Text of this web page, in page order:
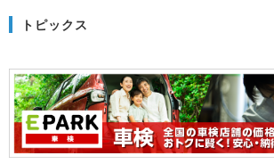
トピックス